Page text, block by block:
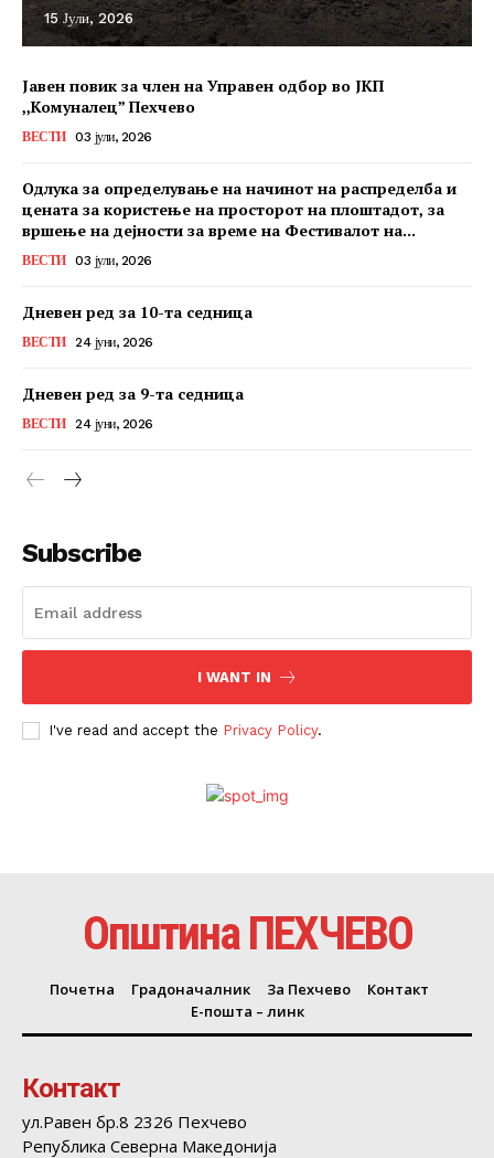
15 Јули, 2026
Јавен повик за член на Управен одбор во ЈКП
,,Комуналец” Пехчево
ВЕСТИ 03 јули, 2026
Одлука за определување на начинот на распределба и
цената за користење на просторот на плоштадот, за
вршење на дејности за време на Фестивалот на...
ВЕСТИ 03 јули, 2026
Дневен ред за 10-та седница
ВЕСТИ 24 јуни, 2026
Дневен ред за 9-та седница
ВЕСТИ 24 јуни, 2026
Subscribe
I WANT IN
I've read and accept the Privacy Policy.
Општина ПЕХЧЕВО
Почетна Градоначалник За Пехчево
Контакт
Е-пошта – линк
Контакт
ул.Равен бр.8 2326 Пехчево
Република Северна Македонија